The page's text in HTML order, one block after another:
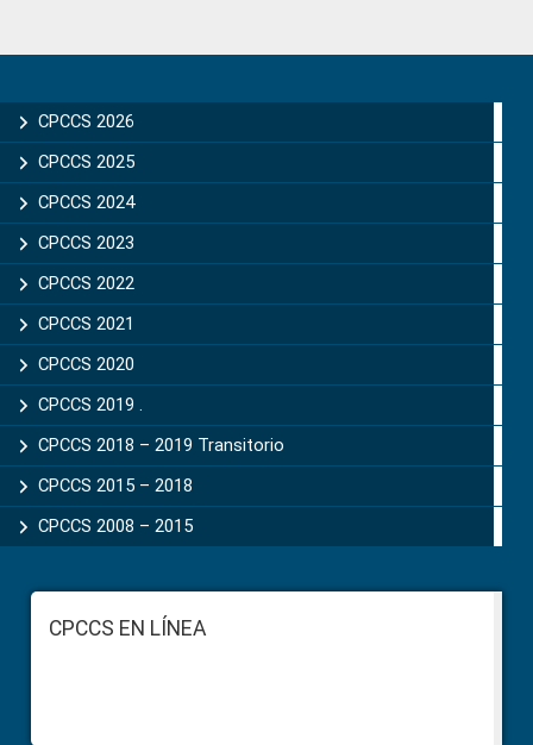
Sidebar
CPCCS 2026
CPCCS 2025
CPCCS 2024
CPCCS 2023
CPCCS 2022
CPCCS 2021
CPCCS 2020
CPCCS 2019 .
CPCCS 2018 – 2019 Transitorio
CPCCS 2015 – 2018
CPCCS 2008 – 2015
FooterCPCCS EN LÍNEA